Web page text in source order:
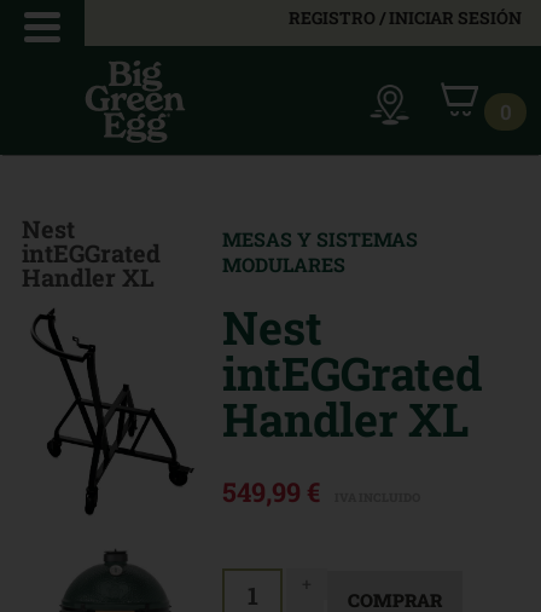
REGISTRO / INICIAR SESIÓN
0
Nest
intEGGrated
Handler XL
MESAS Y SISTEMAS
MODULARES
Nest
intEGGrated
Handler XL
549,99 €
1